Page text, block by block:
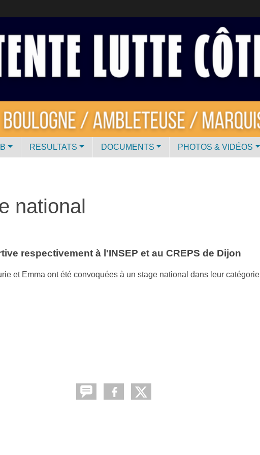
RESULTATS DOCUMENTS PHOTOS & VIDÉOS
national
respectivement à l'INSEP et au CREPS de Dijon
et Emma ont été convoquées à un stage national dans leur catégorie